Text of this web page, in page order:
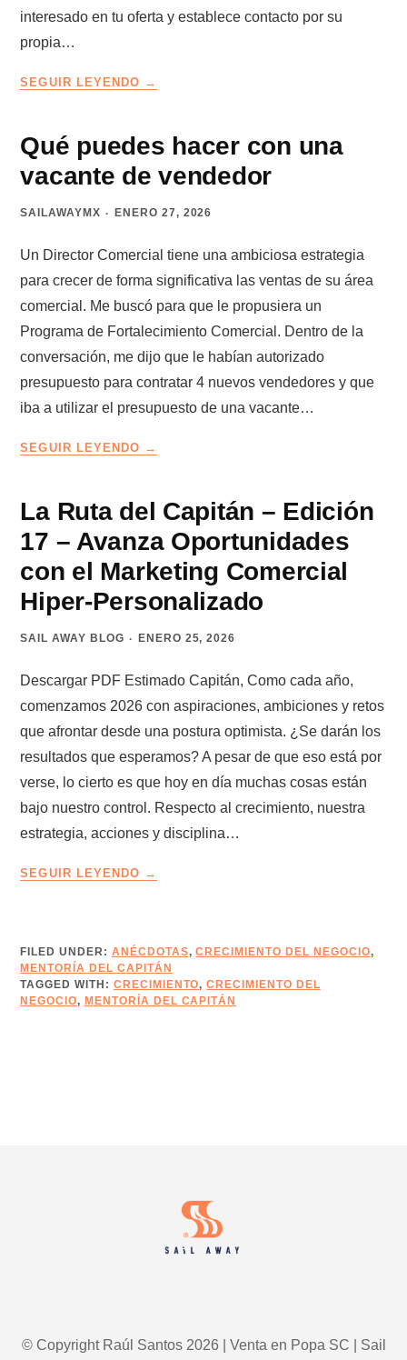
interesado en tu oferta y establece contacto por su
propia…
SEGUIR LEYENDO
LOS
CLIENTES
QUE
SOLOS
Qué puedes hacer con una
vacante de vendedor
SAILAWAYMX ENERO 27, 2026
Un Director Comercial tiene una ambiciosa estrategia
para crecer de forma significativa las ventas de su área
comercial. Me buscó para que le propusiera un
Programa de Fortalecimiento Comercial. Dentro de la
conversación, me dijo que le habían autorizado
presupuesto para contratar 4 nuevos vendedores y que
iba a utilizar el presupuesto de una vacante…
SEGUIR LEYENDO
CON
UNA
VACANTE
DE
VENDEDOR
La Ruta del Capitán – Edición
17 – Avanza Oportunidades
con el Marketing Comercial
Hiper-Personalizado
SAIL AWAY BLOG ENERO 25, 2026
Descargar PDF Estimado Capitán, Como cada año,
comenzamos 2026 con aspiraciones, ambiciones y retos
que afrontar desde una postura optimista. ¿Se darán los
resultados que esperamos? A pesar de que eso está por
verse, lo cierto es que hoy en día muchas cosas están
bajo nuestro control. Respecto al crecimiento, nuestra
estrategia, acciones y disciplina…
SEGUIR LEYENDO
–
EDICIÓN
17
–
FILED UNDER: ANÉCDOTAS,CRECIMIENTO DEL NEGOCIO,
MENTORÍA DEL CAPITÁN
TAGGED WITH: CRECIMIENTO,CRECIMIENTO DEL
NEGOCIO, MENTORÍA DEL CAPITÁN
© Copyright Raúl Santos 2026 | Venta en Popa SC | Sail